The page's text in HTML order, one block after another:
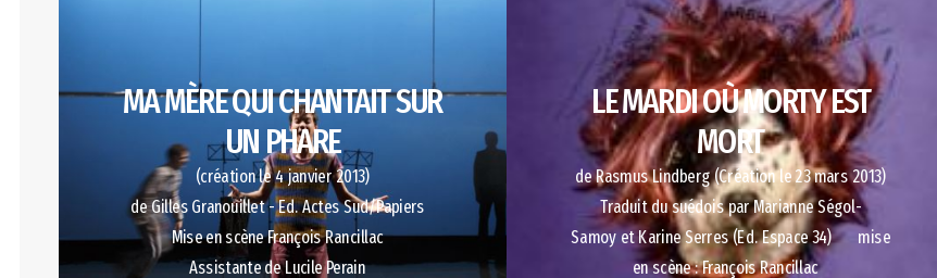
MA MÈRE QUI CHANTAIT SUR
UN PHARE
(création le 4 janvier 2013)
de Gilles Granouillet - Ed. Actes Sud/Papiers
Mise en scène François Rancillac
Assistante de Lucile Perain
LE MARDI OÙ MORTY EST
MORT
de Rasmus Lindberg (Création le 23 mars 2013)
Traduit du suédois par Marianne Ségol-
Samoy et Karine Serres (Ed. Espace 34) mise
en scène : François Rancillac